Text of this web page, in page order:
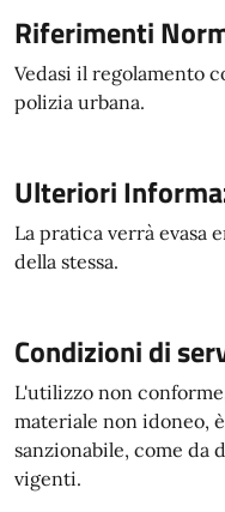
Riferimenti
Vedasi il regolamento
polizia urbana.
Ulteriori
La pratica verrà evasa
della stessa.
Condizioni di
L'utilizzo non
materiale non idoneo,
sanzionabile, come da
vigenti.